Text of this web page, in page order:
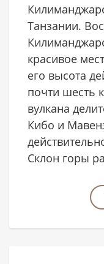
Танзании.
красивое
его высота
почти шесть
вулкана
Кибо и
Склон горы